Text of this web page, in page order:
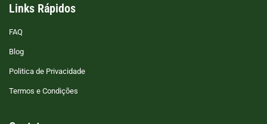
Links Rápidos
FAQ
Blog
Politica de Privacidade
Termos e Condições